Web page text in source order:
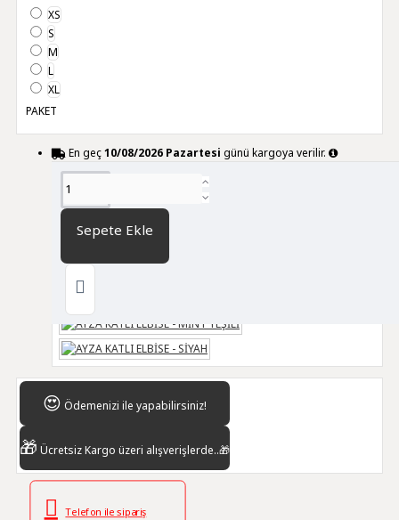
XS
S
M
L
XL
PAKET
En geç10/08/2026 Pazartesi günü kargoya verilir.
Sepete Ekle
DİĞER RENK SEÇENEKLERİ
😍 Ödemenizi ile yapabilirsiniz!
🎁 Ücretsiz Kargo üzeri alışverişlerde..🎁
Telefon ile sipariş